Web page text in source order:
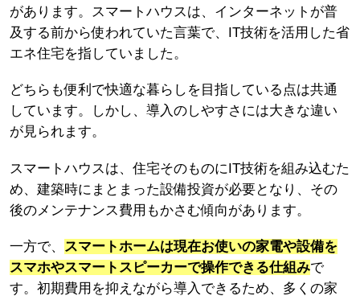
があります。スマートハウスは、インターネットが普
及する前から使われていた言葉で、IT技術を活用した省
エネ住宅を指していました。
どちらも便利で快適な暮らしを目指している点は共通
しています。しかし、導入のしやすさには大きな違い
が見られます。
スマートハウスは、住宅そのものにIT技術を組み込むた
め、建築時にまとまった設備投資が必要となり、その
後のメンテナンス費用もかさむ傾向があります。
一方で、
スマートホームは現在お使いの家電や設備を
スマホやスマートスピーカーで操作できる仕組みで
す。初期費用を抑えながら導入できるため、多くの家